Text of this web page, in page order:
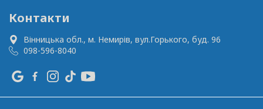
Контакти
Вінницька обл., м. Немирів, вул.Горького, буд. 96
098-596-8040